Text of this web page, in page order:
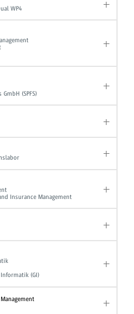
WP4
(SPFS)
Insurance Management
(GI)